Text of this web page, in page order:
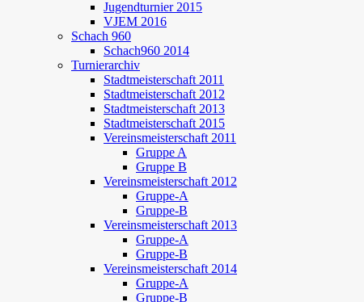
Jugendturnier 2015
VJEM 2016
Schach 960
Schach960 2014
Turnierarchiv
Stadtmeisterschaft 2011
Stadtmeisterschaft 2012
Stadtmeisterschaft 2013
Stadtmeisterschaft 2015
Vereinsmeisterschaft 2011
Gruppe A
Gruppe B
Vereinsmeisterschaft 2012
Gruppe-A
Gruppe-B
Vereinsmeisterschaft 2013
Gruppe-A
Gruppe-B
Vereinsmeisterschaft 2014
Gruppe-A
Gruppe-B